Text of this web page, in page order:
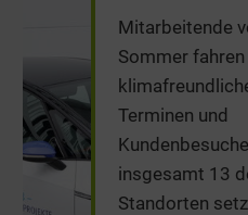
Mitarbeitende
Sommer
Terminen und
insgesamt 13
Standorten